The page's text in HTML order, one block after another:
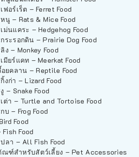
ฟอร์เร็ต – Ferret Food
นู – Rats & Mice Food
ม่นแคระ – Hedgehog Food
ระรอกดิน – Prairie Dog Food
ง – Monkey Food
มียร์แคท – Meerkat Food
ยคลาน – Reptile Food
งก่า – Lizard Food
– Snake Food
ต่า – Turtle and Tortoise Food
บ – Frog Food
Food
Food
ลา – All Fish Food
ฑ์สำหรับสัตว์เลี้ยง – Pet Accessories